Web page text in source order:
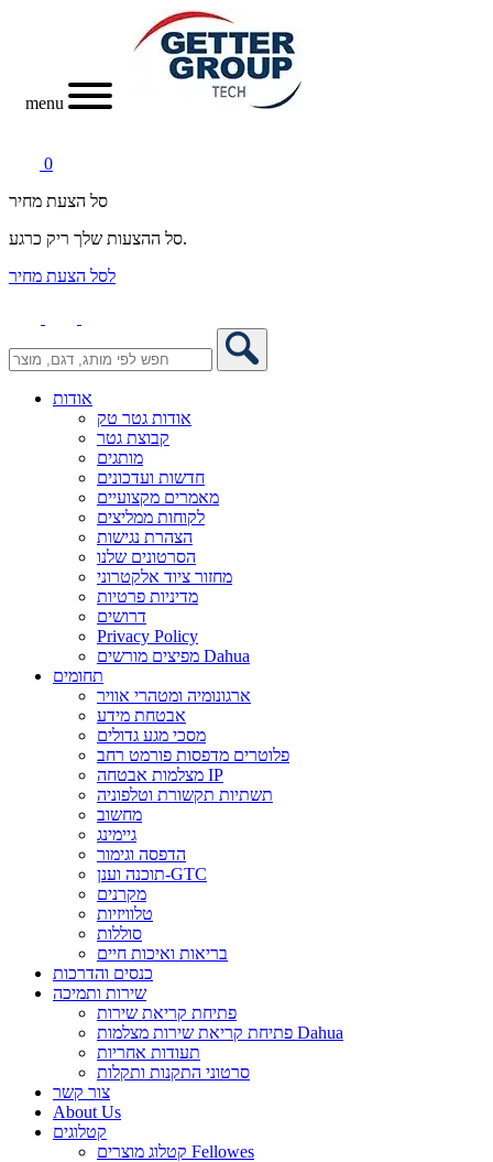
menu
0
סל הצעת מחיר
סל ההצעות שלך ריק כרגע.
לסל הצעת מחיר
אודות
אודות גטר טק
קבוצת גטר
מותגים
חדשות ועדכונים
מאמרים מקצועיים
לקוחות ממליצים
הצהרת נגישות
הסרטונים שלנו
מחזור ציוד אלקטרוני
מדיניות פרטיות
דרושים
Privacy Policy
מפיצים מורשים Dahua
תחומים
ארגונומיה ומטהרי אוויר
אבטחת מידע
מסכי מגע גדולים
פלוטרים מדפסות פורמט רחב
מצלמות אבטחה IP
תשתיות תקשורת וטלפוניה
מחשוב
גיימינג
הדפסה וגימור
תוכנה וענן-GTC
מקרנים
טלוויזיות
סוללות
בריאות ואיכות חיים
כנסים והדרכות
שירות ותמיכה
פתיחת קריאת שירות
פתיחת קריאת שירות מצלמות Dahua
תעודות אחריות
סרטוני התקנות ותקלות
צור קשר
About Us
קטלוגים
קטלוג מוצרים Fellowes